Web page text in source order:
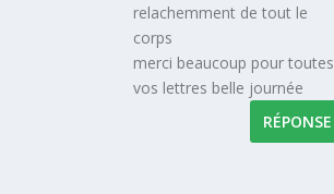
relachemment de tout le
corps
merci beaucoup pour toutes
vos lettres belle journée
RÉPONSE